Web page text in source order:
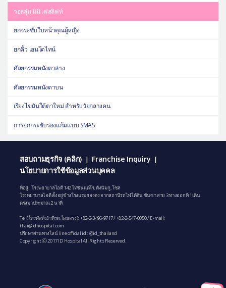
วอลลุ่ม มินิ เฟสลิฟท์
ยกกระชับใบหน้าคุณผู้หญิง
ยกคิ้ว เอนโดไทน์
ศัลยกรรมหนังตาล่าง
ศัลยกรรมหนังตาบน
เรียงไขมันใต้ตาใหม่ สำหรับวัยกลางคน
การยกกระชับร่องแก้มแบบ SMAS
สอบถามธุรกิจ (คลิก) | Franchise Inquiry |
นโยบายการใช้ข้อมูลส่วนบุคคล
ที่อยู่ : โรงพยาบาลไอดี 142 โทซันแดโร, คังนัมกู, โซล
โรงพยาบาลไอดี ตั้งอยู่ข้างโรงแรมยองดง จากสถานีรถไฟใต้ดิน ชินซา สาย 3 ทางออกที่ 1 เดิน
ตรงมาประมาณ 2 นาที
Tel (โทรศัพท์เข้าที่รพ.โดยตรง): +82-2-3496-9717/+82-2-547-0050/ E-mail:
thai@idhospital.com
ปรึกษาผ่านทางไลน์ line official id : @id_thailand
Copyright ⓒ 2017 ID Hospital All Rights Reserved.